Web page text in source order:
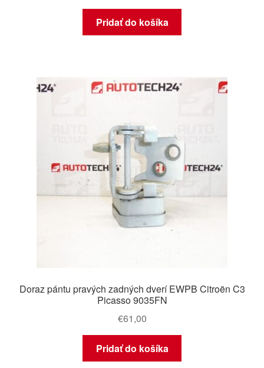
Pridať do košíka
Doraz pántu pravých zadných dverí EWPB Citroën C3
Picasso 9035FN
€61,00
Pridať do košíka